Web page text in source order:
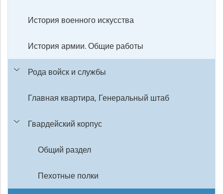
История военного искусства
История армии. Общие работы
Рода войск и службы
Главная квартира, Генеральный штаб
Гвардейский корпус
Общий раздел
Пехотные полки